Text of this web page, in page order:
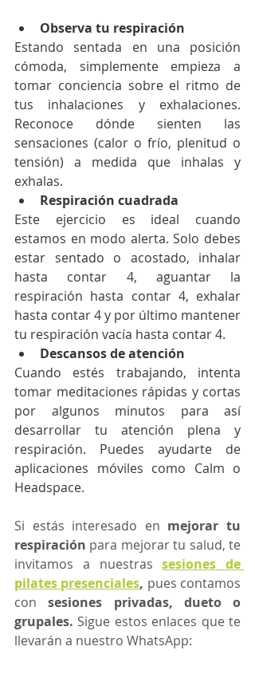
Observa tu respiración
Estando sentada en una posición
cómoda, simplemente empieza a
tomar conciencia sobre el ritmo de
tus inhalaciones y exhalaciones.
Reconoce dónde sienten las
sensaciones (calor o frío, plenitud o
tensión) a medida que inhalas y
exhalas.
Respiración cuadrada
Este ejercicio es ideal cuando
estamos en modo alerta. Solo debes
estar sentado o acostado, inhalar
hasta contar 4, aguantar la
respiración hasta contar 4, exhalar
hasta contar 4 y por último mantener
tu respiración vacía hasta contar 4.
Descansos de atención
Cuando estés trabajando, intenta
tomar meditaciones rápidas y cortas
por algunos minutos para así
desarrollar tu atención plena y
respiración. Puedes ayudarte de
aplicaciones móviles como Calm o
Headspace.
Si estás interesado en mejorar tu
respiración para mejorar tu salud, te
invitamos a nuestras sesiones de
pilates presenciales, pues contamos
con sesiones privadas, dueto o
grupales. Sigue estos enlaces que te
llevarán a nuestro WhatsApp: